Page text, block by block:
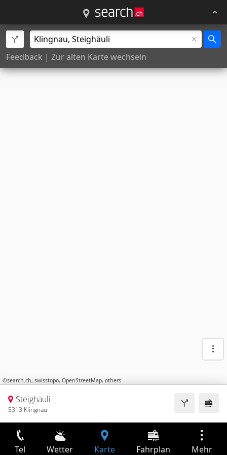
Feedback | Zur alten Karte wechseln
©search.ch, swisstopo, OpenStreetMap, others
Steighäuli
5313 Klingnau
Tel Wetter Karte Fahrplan Mehr